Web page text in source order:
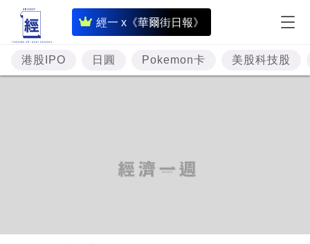
經一 x《華爾街日報》
即
時
財
經
理
港股IPO 日圓 Pokemon卡 美股科技股